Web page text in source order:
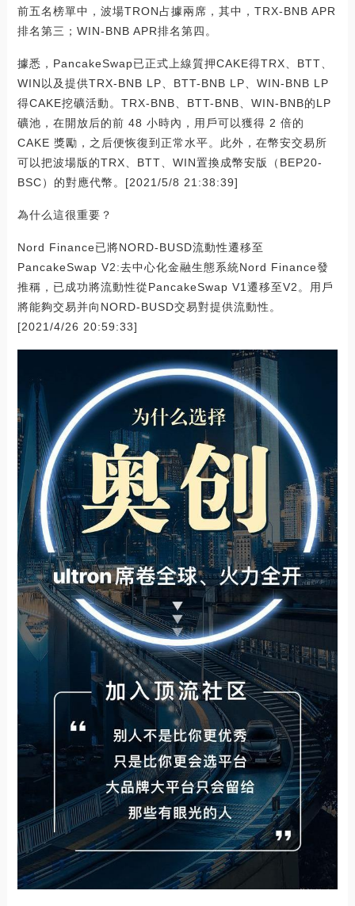
前五名榜單中，波場TRON占據兩席，其中，TRX-BNB APR
排名第三；WIN-BNB APR排名第四。
據悉，PancakeSwap已正式上線質押CAKE得TRX、BTT、
WIN以及提供TRX-BNB LP、BTT-BNB LP、WIN-BNB LP
得CAKE挖礦活動。TRX-BNB、BTT-BNB、WIN-BNB的LP
礦池，在開放后的前 48 小時內，用戶可以獲得 2 倍的
CAKE 獎勵，之后便恢復到正常水平。此外，在幣安交易所
可以把波場版的TRX、BTT、WIN置換成幣安版（BEP20-
BSC）的對應代幣。[2021/5/8 21:38:39]
為什么這很重要？
Nord Finance已將NORD-BUSD流動性遷移至
PancakeSwap V2:去中心化金融生態系統Nord Finance發
推稱，已成功將流動性從PancakeSwap V1遷移至V2。用戶
將能夠交易并向NORD-BUSD交易對提供流動性。
[2021/4/26 20:59:33]